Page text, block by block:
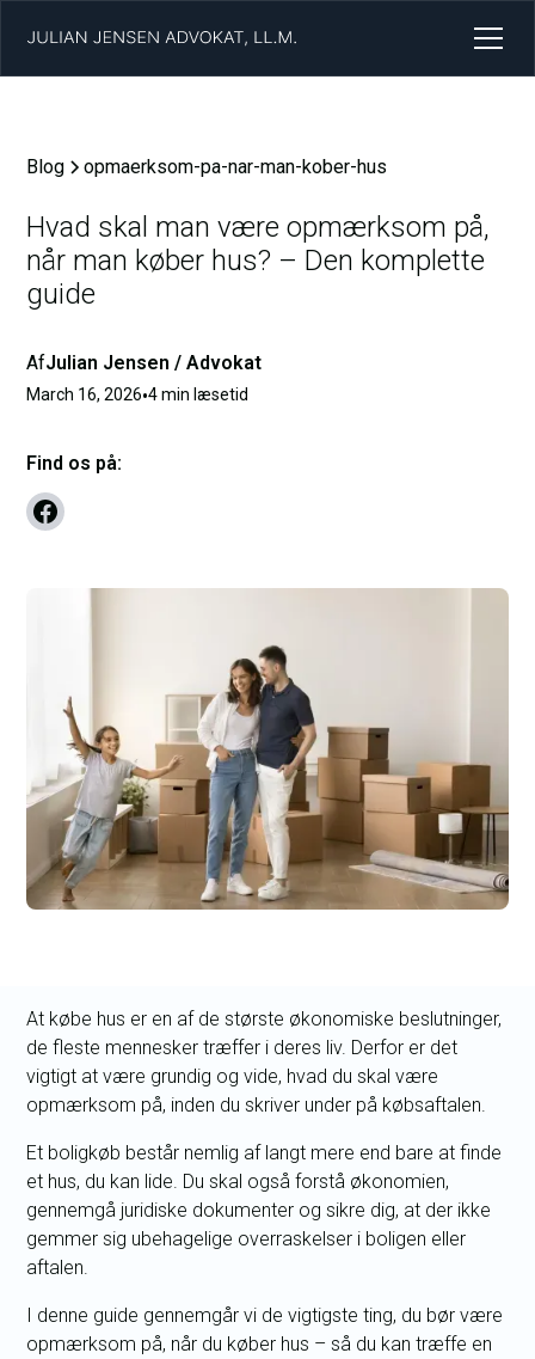
Blog opmaerksom-pa-nar-man-kober-hus
Hvad skal man være opmærksom på,
når man køber hus? – Den komplette
guide
AfJulian Jensen / Advokat
March 16, 2026•4 min læsetid
Find os på:
At købe hus er en af de største økonomiske beslutninger,
de fleste mennesker træffer i deres liv. Derfor er det
vigtigt at være grundig og vide, hvad du skal være
opmærksom på, inden du skriver under på købsaftalen.
Et boligkøb består nemlig af langt mere end bare at finde
et hus, du kan lide. Du skal også forstå økonomien,
gennemgå juridiske dokumenter og sikre dig, at der ikke
gemmer sig ubehagelige overraskelser i boligen eller
aftalen.
I denne guide gennemgår vi de vigtigste ting, du bør være
opmærksom på, når du køber hus – så du kan træffe en